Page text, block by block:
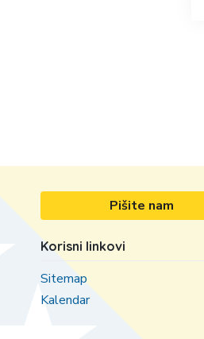
Pišite nam
Korisni linkovi
Sitemap
Kalendar